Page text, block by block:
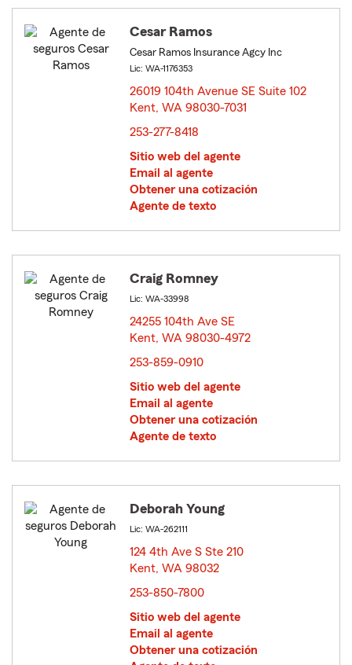
Cesar Ramos
Cesar Ramos Insurance Agcy Inc
Lic: WA-1176353
26019 104th Avenue SE Suite 102
Kent, WA 98030-7031
253-277-8418
Sitio web del agente
Email al agente
Obtener una cotización
Agente de texto
Craig Romney
Lic: WA-33998
24255 104th Ave SE
Kent, WA 98030-4972
253-859-0910
Sitio web del agente
Email al agente
Obtener una cotización
Agente de texto
Deborah Young
Lic: WA-262111
124 4th Ave S Ste 210
Kent, WA 98032
253-850-7800
Sitio web del agente
Email al agente
Obtener una cotización